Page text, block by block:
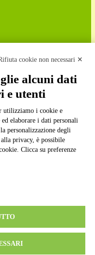
by Gruppo Spaggiari
Social Media
cookie non necessari ✕
alcuni dati
e utenti
utilizziamo i cookie e
elaborare i dati personali
personalizzazione degli
privacy, è possibile
Clicca su preferenze